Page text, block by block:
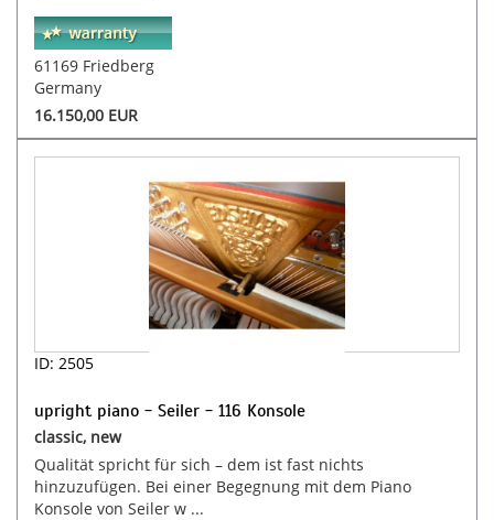
61169 Friedberg
Germany
16.150,00 EUR
ID: 2505
upright piano - Seiler - 116 Konsole
classic, new
Qualität spricht für sich – dem ist fast nichts
hinzuzufügen. Bei einer Begegnung mit dem Piano
Konsole von Seiler w ...